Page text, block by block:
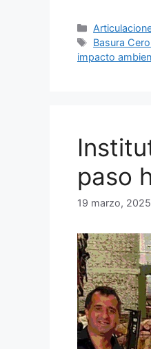
Basura
impacto
paso
19 marzo, 2025